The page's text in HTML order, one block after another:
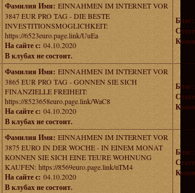
Фамилия Имя: EINNAHMEN IM INTERNET VOR
3847 EUR PRO TAG - DIE BESTE
INVESTITIONSMOGLICHKEIT:
https://6523euro.page.link/UuEa
На сайте с: 04.10.2020
В клубах не состоит.
Блог::
Фамилия Имя: EINNAHMEN IM INTERNET VOR
3865 EUR PRO TAG - GONNEN SIE SICH
FINANZIELLE FREIHEIT:
https://8523658euro.page.link/WaC8
На сайте с: 04.10.2020
В клубах не состоит.
Блог::
Фамилия Имя: EINNAHMEN IM INTERNET VOR
3875 EURO IN DER WOCHE - IN EINEM MONAT
KONNEN SIE SICH EINE TEURE WOHNUNG
KAUFEN: https://8569euro.page.link/nTM4
На сайте с: 04.10.2020
В клубах не состоит.
Блог::